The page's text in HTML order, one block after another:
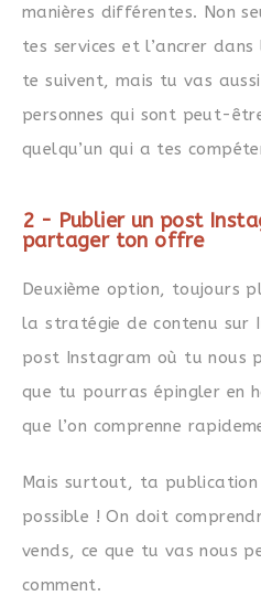
manières différentes. Non
tes services et l’ancrer
te suivent, mais tu vas
personnes qui sont peut-
quelqu’un qui a tes
2 - Publier un post
partager ton offre
Deuxième option, toujours
la stratégie de contenu sur
post Instagram où tu nous
que tu pourras épingler en
que l’on comprenne
Mais surtout, ta
possible ! On doit
vends, ce que tu vas nous
comment.